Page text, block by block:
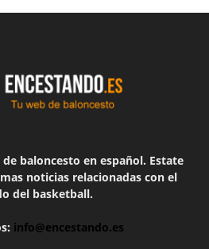
baloncesto en español. Estate
noticias relacionadas con el
del basketball.
info@encestando.es